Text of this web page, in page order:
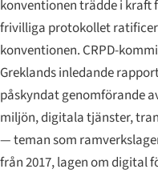
konventionen trädde i kraft
frivilliga protokollet
konventionen. CRPD-
Greklands inledande
påskyndat genomförande
miljön, digitala tjänster,
— teman som
från 2017, lagen om digital